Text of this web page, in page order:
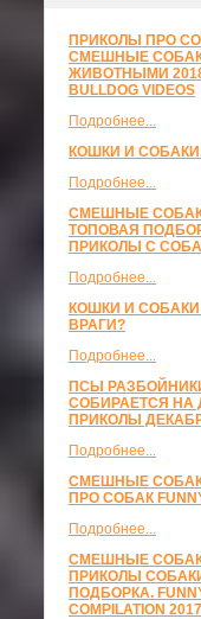
ПРИКОЛЫ ПРО
СМЕШНЫЕ
ЖИВОТНЫМИ 2018
BULLDOG VIDEOS
Подробнее...
КОШКИ И
Подробнее...
СМЕШНЫЕ
ТОПОВАЯ
ПРИКОЛЫ С
Подробнее...
КОШКИ И СОБАКИ
ВРАГИ?
Подробнее...
ПСЫ
СОБИРАЕТСЯ НА
ПРИКОЛЫ
Подробнее...
СМЕШНЫЕ
ПРО СОБАК
Подробнее...
СМЕШНЫЕ
ПРИКОЛЫ
ПОДБОРКА.
COMPILATION 2017